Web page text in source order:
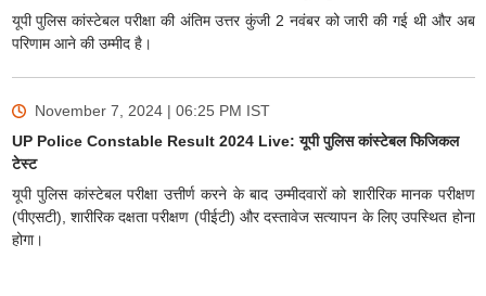
यूपी पुलिस कांस्टेबल परीक्षा की अंतिम उत्तर कुंजी 2 नवंबर को जारी की गई थी और अब
परिणाम आने की उम्मीद है।
November 7, 2024 | 06:25 PM IST
UP Police Constable Result 2024 Live: यूपी पुलिस कांस्टेबल फिजिकल
टेस्ट
यूपी पुलिस कांस्टेबल परीक्षा उत्तीर्ण करने के बाद उम्मीदवारों को शारीरिक मानक परीक्षण
(पीएसटी), शारीरिक दक्षता परीक्षण (पीईटी) और दस्तावेज सत्यापन के लिए उपस्थित होना
होगा।